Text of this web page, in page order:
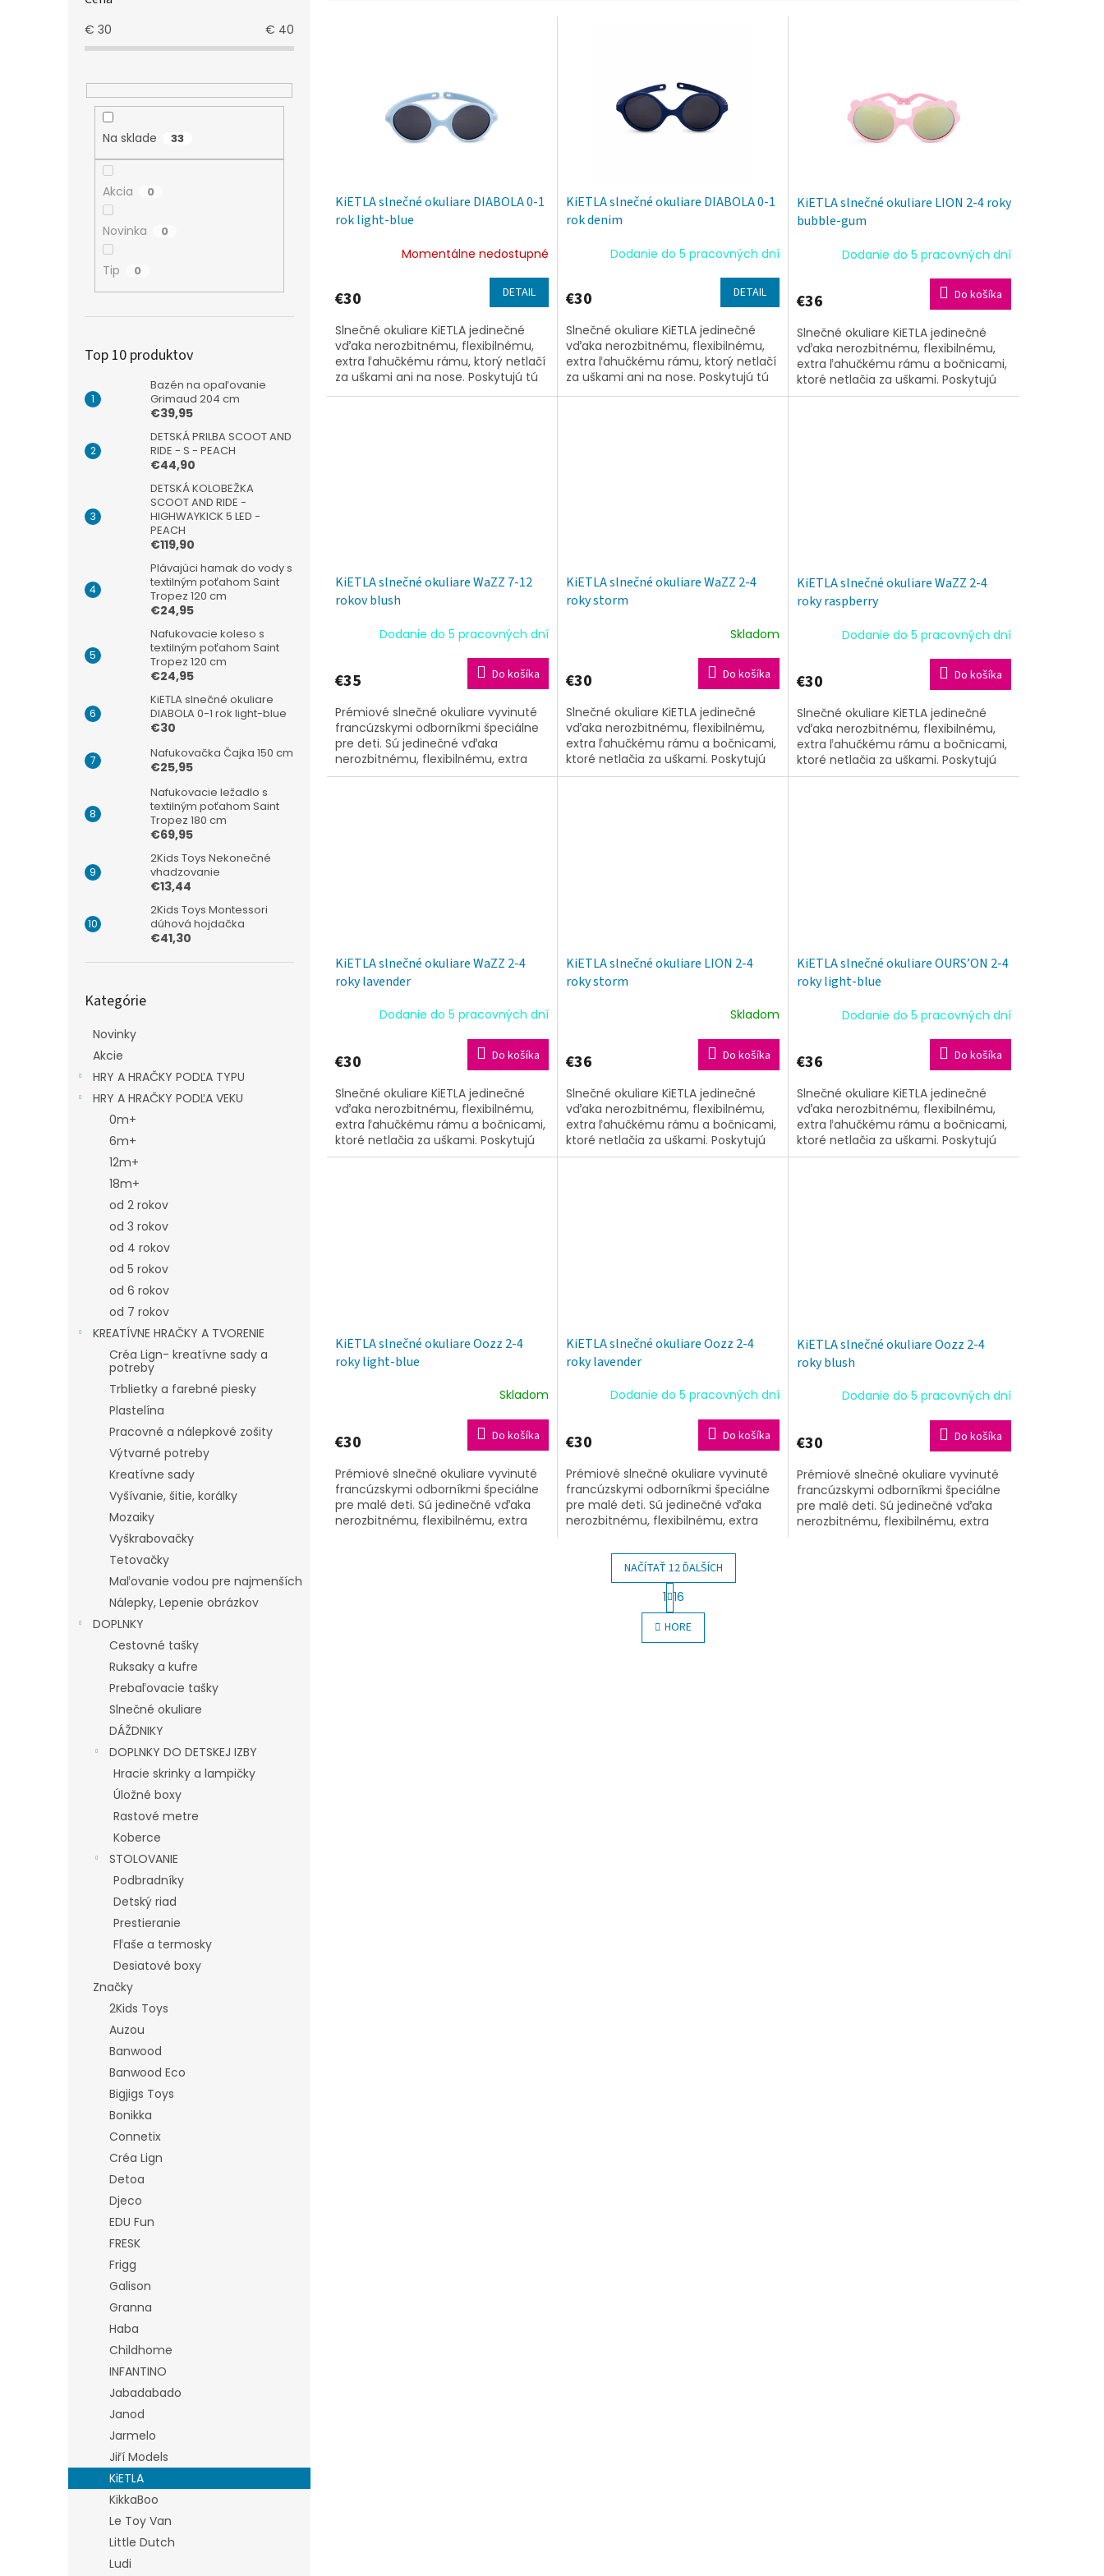
€ 30 € 40
Na sklade 33
Akcia 0
Novinka 0
Tip 0
Top 10 produktov
Bazén na opaľovanie
Grimaud 204 cm
€39,95
DETSKÁ PRILBA SCOOT AND
RIDE - S - PEACH
€44,90
DETSKÁ KOLOBEŽKA
SCOOT AND RIDE -
HIGHWAYKICK 5 LED -
PEACH
€119,90
Plávajúci hamak do vody s
textilným poťahom Saint
Tropez 120 cm
€24,95
Nafukovacie koleso s
textilným poťahom Saint
Tropez 120 cm
€24,95
KiETLA slnečné okuliare
DIABOLA 0-1 rok light-blue
€30
Nafukovačka Čajka 150 cm
€25,95
Nafukovacie ležadlo s
textilným poťahom Saint
Tropez 180 cm
€69,95
2Kids Toys Nekonečné
vhadzovanie
€13,44
2Kids Toys Montessori
dúhová hojdačka
€41,30
kategórie
Kategórie
Novinky
Akcie
HRY A HRAČKY PODĽA TYPU
HRY A HRAČKY PODĽA VEKU
0m+
6m+
12m+
18m+
od 2 rokov
od 3 rokov
od 4 rokov
od 5 rokov
od 6 rokov
od 7 rokov
KREATÍVNE HRAČKY A TVORENIE
Créa Lign- kreatívne sady a
potreby
Trblietky a farebné piesky
Plastelína
Pracovné a nálepkové zošity
Výtvarné potreby
Kreatívne sady
Vyšívanie, šitie, korálky
Mozaiky
Vyškrabovačky
Tetovačky
Maľovanie vodou pre najmenších
Nálepky, Lepenie obrázkov
DOPLNKY
Cestovné tašky
Ruksaky a kufre
Prebaľovacie tašky
Slnečné okuliare
DÁŽDNIKY
DOPLNKY DO DETSKEJ IZBY
Hracie skrinky a lampičky
Úložné boxy
Rastové metre
Koberce
STOLOVANIE
Podbradníky
Detský riad
Prestieranie
Fľaše a termosky
Desiatové boxy
Značky
2Kids Toys
Auzou
Banwood
Banwood Eco
Bigjigs Toys
Bonikka
Connetix
Créa Lign
Detoa
Djeco
EDU Fun
FRESK
Frigg
Galison
Granna
Haba
Childhome
INFANTINO
Jabadabado
Janod
Jarmelo
Jiří Models
KiETLA
KikkaBoo
Le Toy Van
Little Dutch
Ludi
KiETLA slnečné okuliare DIABOLA 0-1
rok light-blue
Momentálne nedostupné
€30 DETAIL
Slnečné okuliare KiETLA jedinečné
vďaka nerozbitnému, flexibilnému,
extra ľahučkému rámu, ktorý netlačí
za uškami ani na nose. Poskytujú tú
najvyššiu ochranu UV filtrov spolu s...
KiETLA slnečné okuliare DIABOLA 0-1
rok denim
Dodanie do 5 pracovných dní
€30 DETAIL
Slnečné okuliare KiETLA jedinečné
vďaka nerozbitnému, flexibilnému,
extra ľahučkému rámu, ktorý netlačí
za uškami ani na nose. Poskytujú tú
najvyššiu ochranu UV filtrov spolu s...
KiETLA slnečné okuliare LION 2-4 roky
bubble-gum
Dodanie do 5 pracovných dní
€36 Do košíka
Slnečné okuliare KiETLA jedinečné
vďaka nerozbitnému, flexibilnému,
extra ľahučkému rámu a bočnicami,
ktoré netlačia za uškami. Poskytujú
tú najvyššiu ochranu UV filtrov spolu
KiETLA slnečné okuliare WaZZ 7-12
rokov blush
Dodanie do 5 pracovných dní
€35 Do košíka
Prémiové slnečné okuliare vyvinuté
francúzskymi odborníkmi špeciálne
pre deti. Sú jedinečné vďaka
nerozbitnému, flexibilnému, extra
ľahučkému rámu, ktorý netlačí za
KiETLA slnečné okuliare WaZZ 2-4
roky storm
Skladom
€30 Do košíka
Slnečné okuliare KiETLA jedinečné
vďaka nerozbitnému, flexibilnému,
extra ľahučkému rámu a bočnicami,
ktoré netlačia za uškami. Poskytujú
tú najvyššiu ochranu UV filtrov spolu
KiETLA slnečné okuliare WaZZ 2-4
roky raspberry
Dodanie do 5 pracovných dní
€30 Do košíka
Slnečné okuliare KiETLA jedinečné
vďaka nerozbitnému, flexibilnému,
extra ľahučkému rámu a bočnicami,
ktoré netlačia za uškami. Poskytujú
tú najvyššiu ochranu UV filtrov spolu
KiETLA slnečné okuliare WaZZ 2-4
roky lavender
Dodanie do 5 pracovných dní
€30 Do košíka
Slnečné okuliare KiETLA jedinečné
vďaka nerozbitnému, flexibilnému,
extra ľahučkému rámu a bočnicami,
ktoré netlačia za uškami. Poskytujú
tú najvyššiu ochranu UV filtrov spolu
KiETLA slnečné okuliare LION 2-4
roky storm
Skladom
€36 Do košíka
Slnečné okuliare KiETLA jedinečné
vďaka nerozbitnému, flexibilnému,
extra ľahučkému rámu a bočnicami,
ktoré netlačia za uškami. Poskytujú
tú najvyššiu ochranu UV filtrov spolu
KiETLA slnečné okuliare OURS’ON 2-4
roky light-blue
Dodanie do 5 pracovných dní
€36 Do košíka
Slnečné okuliare KiETLA jedinečné
vďaka nerozbitnému, flexibilnému,
extra ľahučkému rámu a bočnicami,
ktoré netlačia za uškami. Poskytujú
tú najvyššiu ochranu UV filtrov spolu
KiETLA slnečné okuliare Oozz 2-4
roky light-blue
Skladom
€30 Do košíka
Prémiové slnečné okuliare vyvinuté
francúzskymi odborníkmi špeciálne
pre malé deti. Sú jedinečné vďaka
nerozbitnému, flexibilnému, extra
KiETLA slnečné okuliare Oozz 2-4
roky lavender
Dodanie do 5 pracovných dní
€30 Do košíka
Prémiové slnečné okuliare vyvinuté
francúzskymi odborníkmi špeciálne
pre malé deti. Sú jedinečné vďaka
nerozbitnému, flexibilnému, extra
uškami...
KiETLA slnečné okuliare Oozz 2-4
roky blush
Dodanie do 5 pracovných dní
€30 Do košíka
Prémiové slnečné okuliare vyvinuté
francúzskymi odborníkmi špeciálne
pre malé deti. Sú jedinečné vďaka
nerozbitnému, flexibilnému, extra
O
v
l
NAČÍTAŤ 12 ĎALŠÍCH
S
t
r
á
n
1 16
HORE